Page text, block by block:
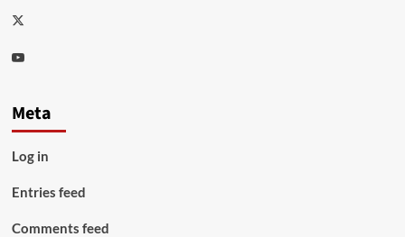
Twitter
Youtube
Meta
Log in
Entries feed
Comments feed